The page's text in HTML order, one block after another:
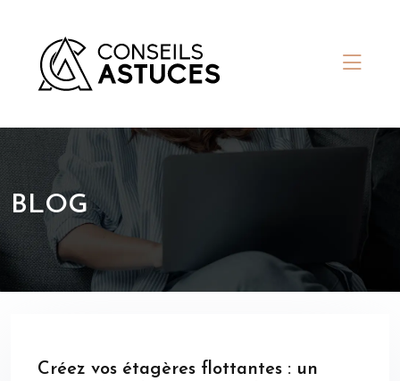
BLOG
Créez vos étagères flottantes : un